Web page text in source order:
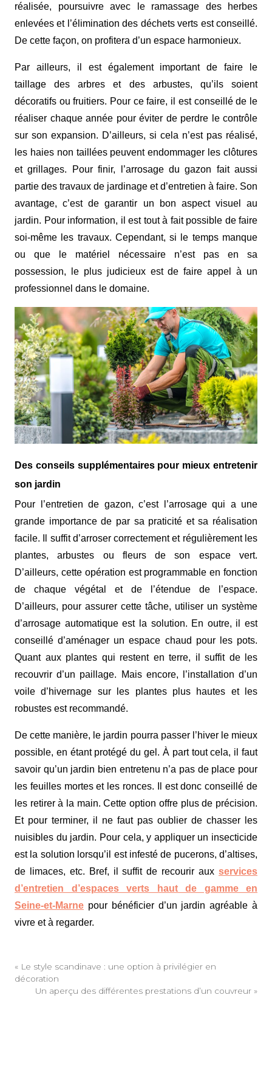
réalisée, poursuivre avec le ramassage des herbes
enlevées et l’élimination des déchets verts est conseillé.
De cette façon, on profitera d’un espace harmonieux.
Par ailleurs, il est également important de faire le
taillage des arbres et des arbustes, qu’ils soient
décoratifs ou fruitiers. Pour ce faire, il est conseillé de le
réaliser chaque année pour éviter de perdre le contrôle
sur son expansion. D’ailleurs, si cela n’est pas réalisé,
les haies non taillées peuvent endommager les clôtures
et grillages. Pour finir, l’arrosage du gazon fait aussi
partie des travaux de jardinage et d’entretien à faire. Son
avantage, c’est de garantir un bon aspect visuel au
jardin. Pour information, il est tout à fait possible de faire
soi-même les travaux. Cependant, si le temps manque
ou que le matériel nécessaire n’est pas en sa
possession, le plus judicieux est de faire appel à un
professionnel dans le domaine.
Des conseils supplémentaires pour mieux entretenir
son jardin
Pour l’entretien de gazon, c’est l’arrosage qui a une
grande importance de par sa praticité et sa réalisation
facile. Il suffit d’arroser correctement et régulièrement les
plantes, arbustes ou fleurs de son espace vert.
D’ailleurs, cette opération est programmable en fonction
de chaque végétal et de l’étendue de l’espace.
D’ailleurs, pour assurer cette tâche, utiliser un système
d’arrosage automatique est la solution. En outre, il est
conseillé d’aménager un espace chaud pour les pots.
Quant aux plantes qui restent en terre, il suffit de les
recouvrir d’un paillage. Mais encore, l’installation d’un
voile d’hivernage sur les plantes plus hautes et les
robustes est recommandé.
De cette manière, le jardin pourra passer l’hiver le mieux
possible, en étant protégé du gel. À part tout cela, il faut
savoir qu’un jardin bien entretenu n’a pas de place pour
les feuilles mortes et les ronces. Il est donc conseillé de
les retirer à la main. Cette option offre plus de précision.
Et pour terminer, il ne faut pas oublier de chasser les
nuisibles du jardin. Pour cela, y appliquer un insecticide
est la solution lorsqu’il est infesté de pucerons, d’altises,
de limaces, etc. Bref, il suffit de recourir aux services
d’entretien d’espaces verts haut de gamme en
Seine-et-Marne pour bénéficier d’un jardin agréable à
vivre et à regarder.
« Le style scandinave : une option à privilégier en
décoration
Un aperçu des différentes prestations d’un couvreur »